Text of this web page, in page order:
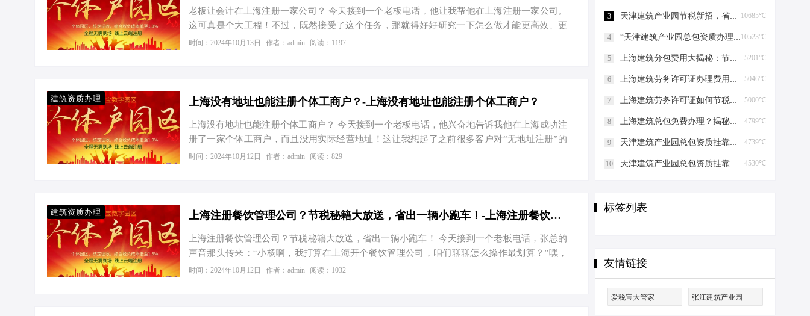
老板让会计在上海注册一家公司？ 今天接到一个老板电话，他让我帮他在上海注册一家公司。
这可真是个大工程！不过，既然接受了这个任务，那就得好好研究一下怎么做才能更高效、更
省钱。毕竟，对于中小企业来说，每一分钱都得精打细算。那么，到底该怎么操作呢？别急，
企业中，个体工商户和有限公司的数量比例可是大有讲究的。 案例一：个体工商户 VS 有限公
时间：2024年10月13日 作者：admin 阅读：1197
建筑资质办理 上海没有地址也能注册个体工商户？-上海没有地址也能注册个体工商户？
上海没有地址也能注册个体工商户？ 今天接到一个老板电话，他兴奋地告诉我他在上海成功注
册了一家个体工商户，而且没用实际经营地址！这让我想起了之前很多客户对“无地址注册”的
疑惑。现在，随着政策的优化和服务的升级，这一切变得可能且合法。那么，如何在上海实现
中，上海爱税宝园区就提供了免费注册地址服务。这意味着，即使你没有实体办公地点，也可
时间：2024年10月12日 作者：admin 阅读：829
建筑资质办理 上海注册餐饮管理公司？节税秘籍大放送，省出一辆小跑车！-上海注册餐饮管理公司需要什么手续
上海注册餐饮管理公司？节税秘籍大放送，省出一辆小跑车！ 今天接到一个老板电话，张总的
声音那头传来：“小杨啊，我打算在上海开个餐饮管理公司，咱们聊聊怎么操作最划算？”嘿，
您还别说，这可正是我的专业领域！上海啊，那个经济风向标，餐饮行业的天堂与战场并存，
时间：2024年10月12日 作者：admin 阅读：1032
10685℃
3 天津建筑产业园节税新招，省钱大法好嗨哟！天津建筑产业园总包资质节税优化
10523℃
4 “天津建筑产业园总包资质办理”轻松get，关键步骤大揭秘！天津建筑产业园总包资质办理
5201℃
5 上海建筑分包费用大揭秘：节税攻略与股权布局艺术上海建筑分包有什么费用
5046℃
6 上海建筑劳务许可证办理费用揭秘，省钱有妙招！上海建筑劳务许可证办理费用是多少
5000℃
7 上海建筑劳务许可证如何节税上海建筑劳务许可证如何节税
4799℃
8 上海建筑总包免费办理？揭秘节税高招！上海建筑总包免费办理吗？
4739℃
9 天津建筑产业园总包资质挂靠的那些事儿天津建筑产业园总包资质挂靠
4530℃
10 天津建筑产业园总包资质挂靠的那些事儿天津建筑产业园总包资质挂靠
标签列表
友情链接
爱税宝大管家 张江建筑产业园